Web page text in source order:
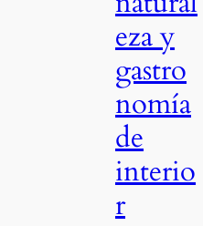
eza y
gastro
nomía
de
interio
r